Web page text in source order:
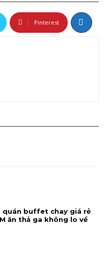
Pinterest
quán buffet chay giá rẻ
ăn thả ga không lo về